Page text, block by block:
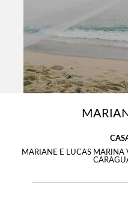
MARIANE E LUCAS MARINA